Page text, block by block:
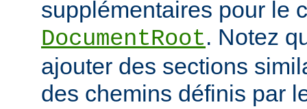
supplémentaires pour le
DocumentRoot. Notez
ajouter des sections
des chemins définis par